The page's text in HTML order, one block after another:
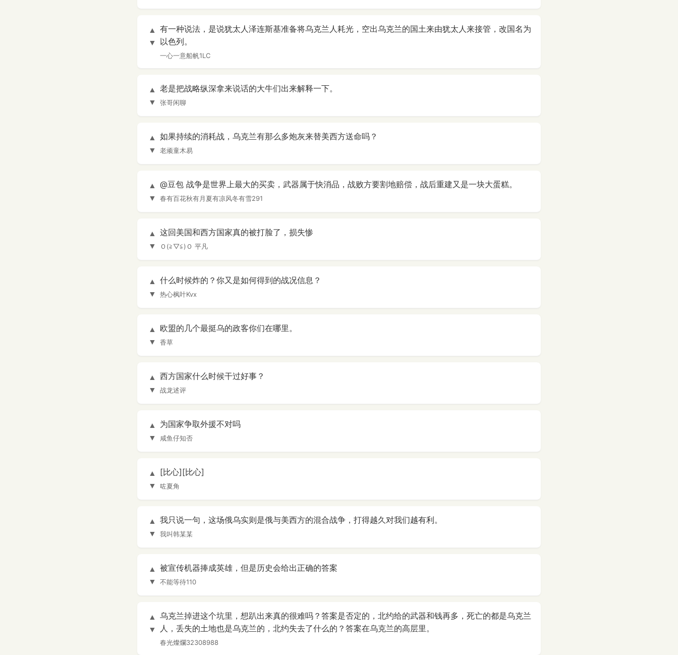
▲
▼
有一种说法，是说犹太人泽连斯基准备将乌克兰人耗光，空出乌克兰的国土来由犹太人来接管，改国名为
以色列。
一心一意船帆1LC
▲
▼
老是把战略纵深拿来说话的大牛们出来解释一下。
张哥闲聊
▲
▼
如果持续的消耗战，乌克兰有那么多炮灰来替美西方送命吗？
老顽童木易
▲
▼
@豆包 战争是世界上最大的买卖，武器属于快消品，战败方要割地赔偿，战后重建又是一块大蛋糕。
春有百花秋有月夏有凉风冬有雪291
▲
▼
这回美国和西方国家真的被打脸了，损失惨
Ｏ(≧▽≦)Ｏ 平凡
▲
▼
什么时候炸的？你又是如何得到的战况信息？
热心枫叶Kvx
▲
▼
欧盟的几个最挺乌的政客你们在哪里。
香草
▲
▼
西方国家什么时候干过好事？
战龙述评
▲
▼
为国家争取外援不对吗
咸鱼仔知否
▲
▼
[比心][比心]
咗夏角
▲
▼
我只说一句，这场俄乌实则是俄与美西方的混合战争，打得越久对我们越有利。
我叫韩某某
▲
▼
被宣传机器捧成英雄，但是历史会给出正确的答案
不能等待110
▲
▼
乌克兰掉进这个坑里，想趴出来真的很难吗？答案是否定的，北约给的武器和钱再多，死亡的都是乌克兰
人，丢失的土地也是乌克兰的，北约失去了什么的？答案在乌克兰的高层里。
春光燦爛32308988